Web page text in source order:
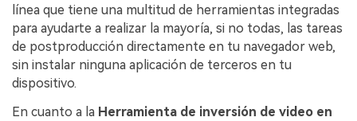
línea que tiene una multitud de herramientas integradas
para ayudarte a realizar la mayoría, si no todas, las tareas
de postproducción directamente en tu navegador web,
sin instalar ninguna aplicación de terceros en tu
dispositivo.
En cuanto a la Herramienta de inversión de video en